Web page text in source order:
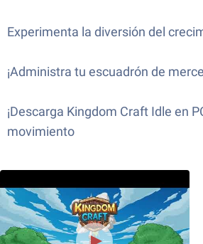
Experimenta la diversión del
¡Administra tu escuadrón de
¡Descarga Kingdom Craft Idle en
movimiento